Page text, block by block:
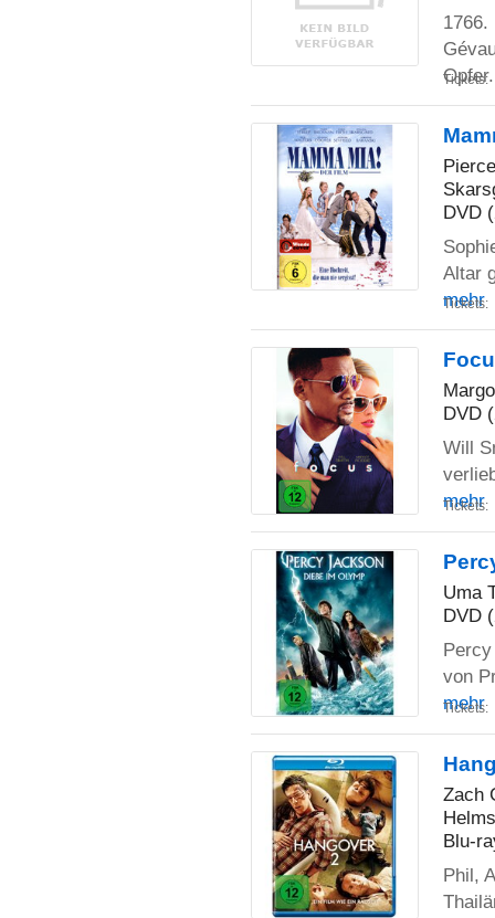
1766.
Tickets:
DVD
Altar
mehr
Tickets:
DVD
Will
mehr
Tickets:
Uma
DVD
von
mehr
Tickets:
Zach
Blu-
Phil,